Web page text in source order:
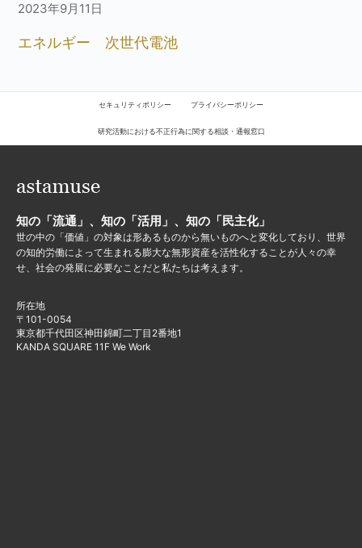
2023年9月11日
エネルギー 次世代電池
セキュリティポリシー プライバシーポリシー
研究活動における不正行為に関する相談・通報窓口
知の「流通」、知の「活用」、知の「民主化」
世の中の「価値」の対象は形あるものから無いものへと変化しており、世界
の知的労働によって生まれる膨大な無形資産を活性化することが人々の幸
せ、社会の発展に必要なことだと私たちは考えます。
所在地
〒101-0054
東京都千代田区神田錦町二丁目2番地1
KANDA SQUARE 11F We Work